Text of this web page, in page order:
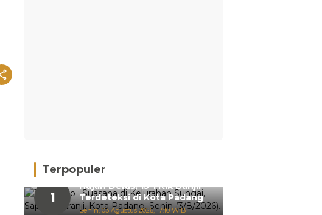
Terpopuler
1
Hujan Deras, 15 Titik Banjir
Terdeteksi di Kota Padang
Senin, 03 Agustus 2026, 17:10 WIB